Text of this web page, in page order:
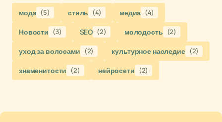
мода (5) стиль (4) медиа (4)
Новости (3) SEO (2) молодость (2)
уход за волосами (2) культурное наследие (2)
знаменитости (2) нейросети (2)